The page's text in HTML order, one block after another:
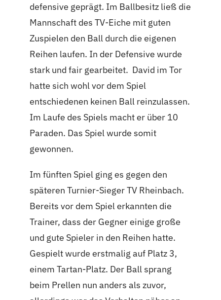
defensive geprägt. Im Ballbesitz ließ die
Mannschaft des TV-Eiche mit guten
Zuspielen den Ball durch die eigenen
Reihen laufen. In der Defensive wurde
stark und fair gearbeitet. David im Tor
hatte sich wohl vor dem Spiel
entschiedenen keinen Ball reinzulassen.
Im Laufe des Spiels macht er über 10
Paraden. Das Spiel wurde somit
gewonnen.
Im fünften Spiel ging es gegen den
späteren Turnier-Sieger TV Rheinbach.
Bereits vor dem Spiel erkannten die
Trainer, dass der Gegner einige große
und gute Spieler in den Reihen hatte.
Gespielt wurde erstmalig auf Platz 3,
einem Tartan-Platz. Der Ball sprang
beim Prellen nun anders als zuvor,